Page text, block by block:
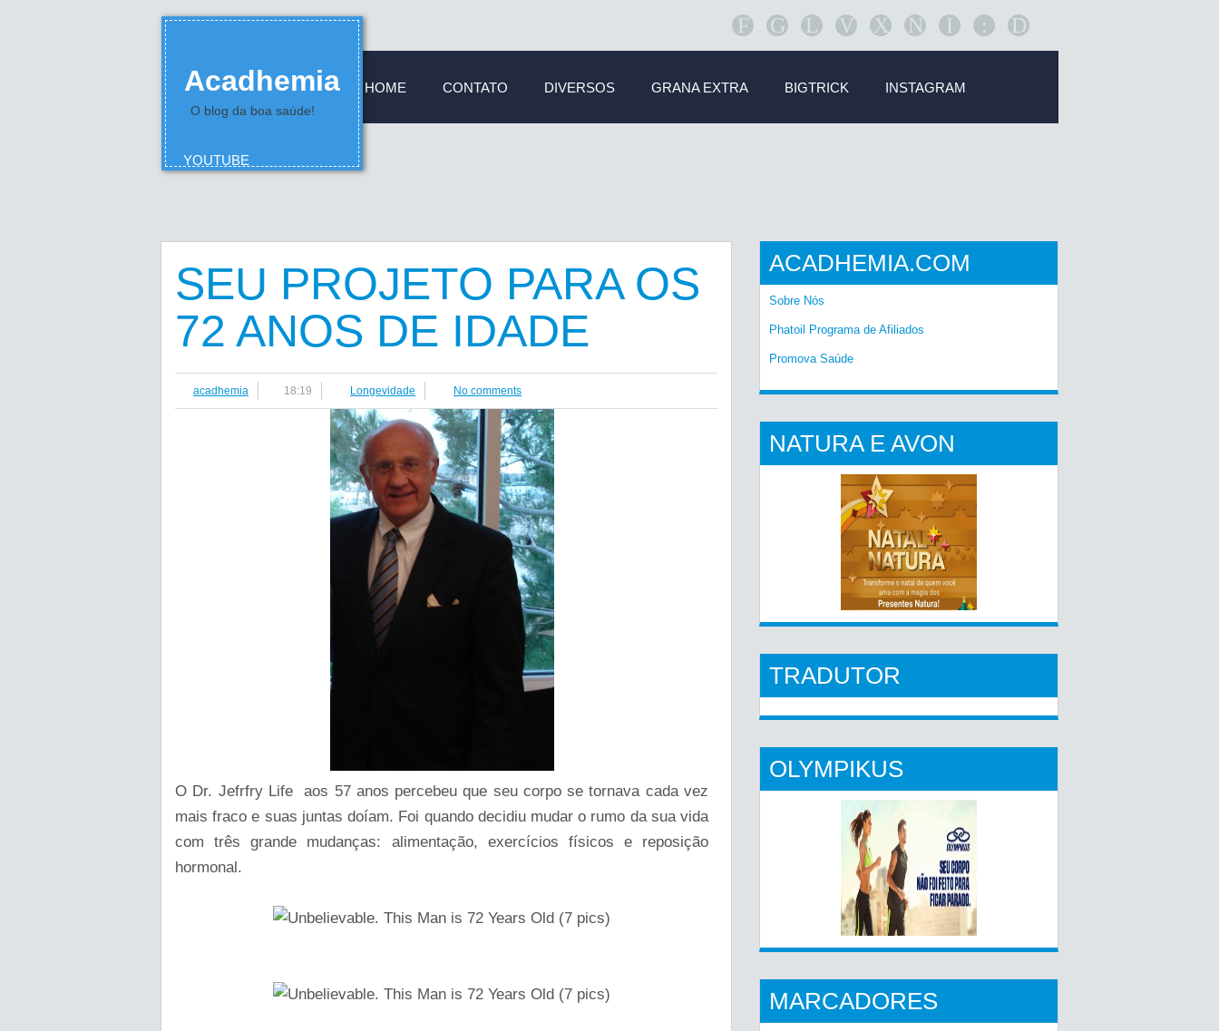
F G L V X N I : D
Acadhemia
O blog da boa saúde!
HOME CONTATO DIVERSOS GRANA EXTRA BIGTRICK INSTAGRAM
YOUTUBE
SEU PROJETO PARA OS
72 ANOS DE IDADE
acadhemia 18:19 Longevidade No comments
O Dr. Jefrfry Life aos 57 anos percebeu que seu corpo se tornava cada vez
mais fraco e suas juntas doíam. Foi quando decidiu mudar o rumo da sua vida
com três grande mudanças: alimentação, exercícios físicos e reposição
hormonal.
ACADHEMIA.COM
Sobre Nós
Phatoil Programa de Afiliados
Promova Saúde
NATURA E AVON
TRADUTOR
OLYMPIKUS
MARCADORES